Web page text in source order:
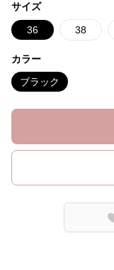
サイズ
36 38
カラー
ブラック